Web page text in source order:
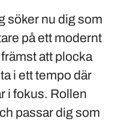
söker nu dig som
på ett modernt
att plocka
i ett tempo där
i fokus. Rollen
passar dig som